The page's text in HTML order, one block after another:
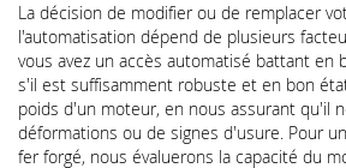
La décision de modifier ou de remplacer
l'automatisation dépend de plusieurs
vous avez un accès automatisé battant en
s'il est suffisamment robuste et en bon
poids d'un moteur, en nous assurant qu'il
déformations ou de signes d'usure. Pour
fer forgé, nous évaluerons la capacité du